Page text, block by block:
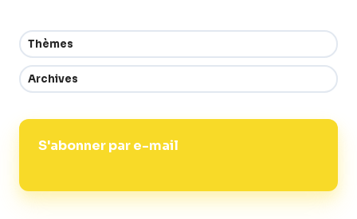
Thèmes
Archives
S'abonner par e-mail